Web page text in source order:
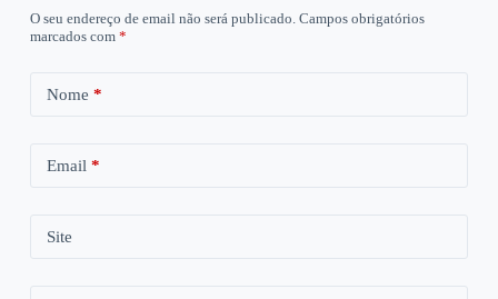
O seu endereço de email não será publicado. Campos obrigatórios
marcados com *
Nome *
Email *
Site